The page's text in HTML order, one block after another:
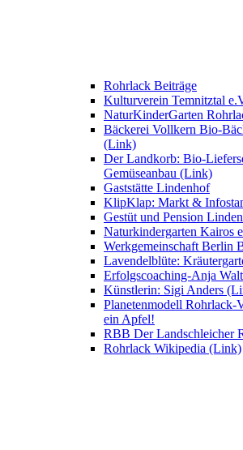
Rohrlack Beiträge
Kulturverein Temnitztal
NaturKinderGarten
Bäckerei Vollkern Bio-
(Link)
Der Landkorb: Bio-
Gemüseanbau (Link)
Gaststätte Lindenhof
KlipKlap: Markt &
Gestüt und Pension
Naturkindergarten Kairos
Werkgemeinschaft Berlin
Lavendelblüte:
Erfolgscoaching-Anja
Künstlerin: Sigi Anders
Planetenmodell Rohrlack-
ein Apfel!
RBB Der Landschleicher
Rohrlack Wikipedia (Link)